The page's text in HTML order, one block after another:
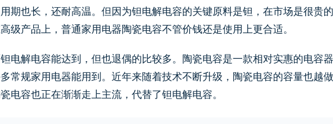
期也长，还耐高温。但因为钽电解电容的关键原料是钽，在市场是很贵的
级产品上，普通家用电器陶瓷电容不管价钱还是使用上更合适。
电解电容能达到，但也退偶的比较多。陶瓷电容是一款相对实惠的电容器
常规家用电器能用到。近年来随着技术不断升级，陶瓷电容的容量也越
电容也正在渐渐走上主流，代替了钽电解电容。